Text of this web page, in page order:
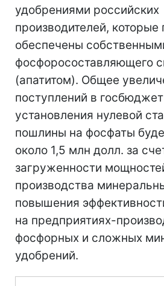
удобрениями российских
производителей,
обеспечены
фосфоросоставляющего
(апатитом). Общее
поступлений в
установления нулевой
пошлины на фосфаты
около 1,5 млн долл. за
загруженности
производства
повышения
на предприятиях-
фосфорных и сложных
удобрений.